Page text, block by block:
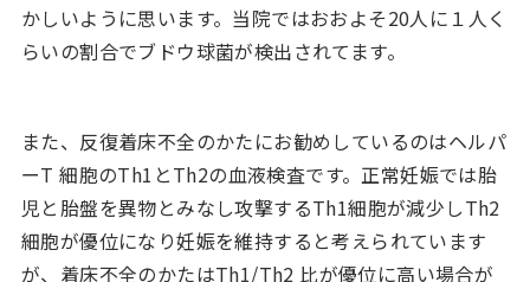
かしいように思います。当院ではおおよそ20人に１人く
らいの割合でブドウ球菌が検出されてます。
また、反復着床不全のかたにお勧めしているのはヘルパ
ーT 細胞のTh1とTh2の血液検査です。正常妊娠では胎
児と胎盤を異物とみなし攻撃するTh1細胞が減少しTh2
細胞が優位になり妊娠を維持すると考えられています
が、着床不全のかたはTh1/Th2 比が優位に高い場合が